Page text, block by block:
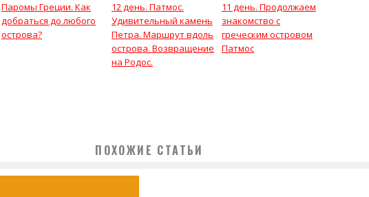
Паромы Греции. Как
добраться до любого
острова?
12 день. Патмос.
Удивительный камень
Петра. Маршрут вдоль
острова. Возвращение
на Родос.
11 день. Продолжаем
знакомство с
греческим островом
Патмос
ПОХОЖИЕ СТАТЬИ